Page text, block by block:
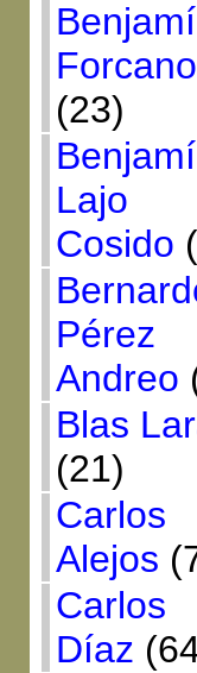
Forcano
(23)
Lajo
Cosido
Pérez
Andreo
Blas
(21)
Carlos
Alejos
Carlos
Díaz